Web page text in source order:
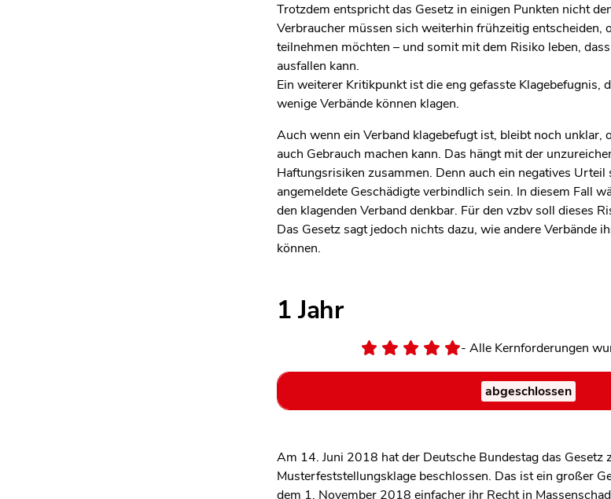
Trotzdem entspricht das Gesetz in einigen Punkten nicht
Verbraucher müssen sich weiterhin frühzeitig entscheiden,
teilnehmen möchten – und somit mit dem Risiko leben,
ausfallen kann.
Ein weiterer Kritikpunkt ist die eng gefasste Klagebefugnis,
wenige Verbände können klagen.
Auch wenn ein Verband klagebefugt ist, bleibt noch unklar,
auch Gebrauch machen kann. Das hängt mit der
Haftungsrisiken zusammen. Denn auch ein negatives Urteil
angemeldete Geschädigte verbindlich sein. In diesem Fall
den klagenden Verband denkbar. Für den vzbv soll dieses
Das Gesetz sagt jedoch nichts dazu, wie andere Verbände
können.
1 Jahr
- Alle Kernforderungen
abgeschlossen
Am 14. Juni 2018 hat der Deutsche Bundestag das Gesetz
Musterfeststellungsklage beschlossen. Das ist ein großer
dem 1. November 2018 einfacher ihr Recht in